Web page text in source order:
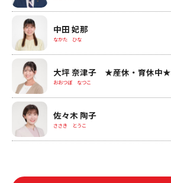
中田 妃那
なかた ひな
大坪 奈津子 ★産休・育休中★
おおつぼ なつこ
佐々木 陶子
ささき とうこ